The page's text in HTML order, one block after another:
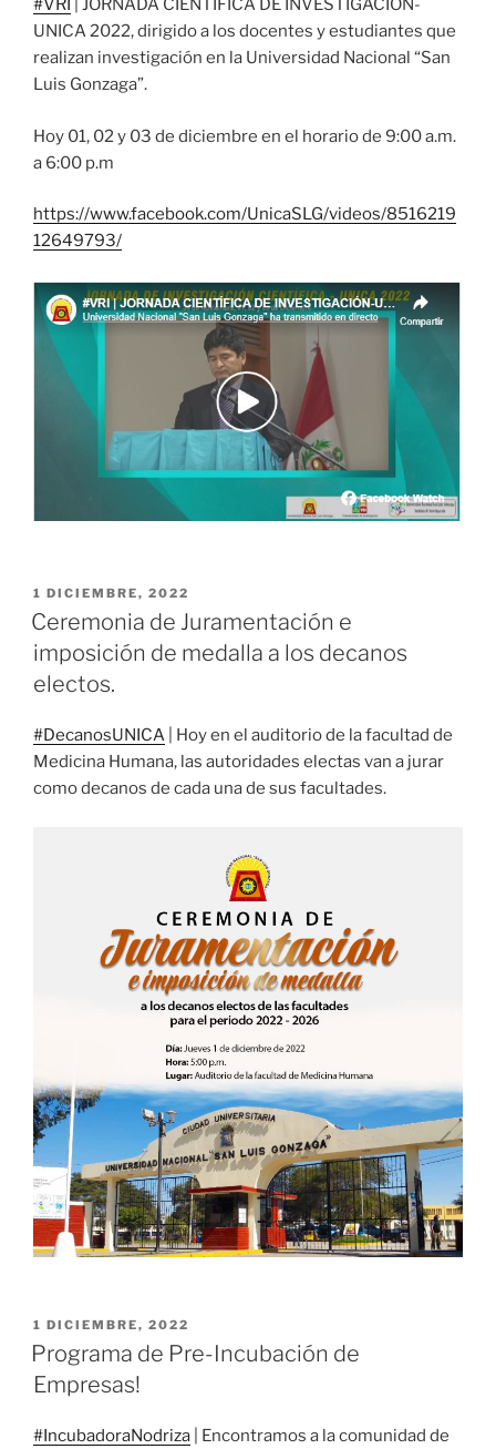
#VRI | JORNADA CIENTÍFICA DE INVESTIGACIÓN-
UNICA 2022, dirigido a los docentes y estudiantes que
realizan investigación en la Universidad Nacional “San
Luis Gonzaga”.
Hoy 01, 02 y 03 de diciembre en el horario de 9:00 a.m.
a 6:00 p.m
https://www.facebook.com/UnicaSLG/videos/8516219
12649793/
PUBLICADO
EL
1 DICIEMBRE, 2022
Ceremonia de Juramentación e
imposición de medalla a los decanos
electos.
#DecanosUNICA | Hoy en el auditorio de la facultad de
Medicina Humana, las autoridades electas van a jurar
como decanos de cada una de sus facultades.
PUBLICADO
EL
1 DICIEMBRE, 2022
Programa de Pre-Incubación de
Empresas!
#IncubadoraNodriza | Encontramos a la comunidad de